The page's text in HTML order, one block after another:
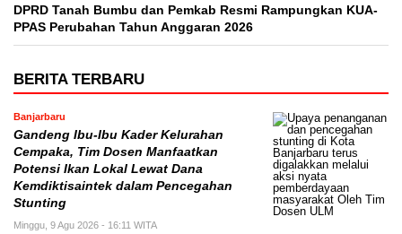
DPRD Tanah Bumbu dan Pemkab Resmi Rampungkan KUA-
PPAS Perubahan Tahun Anggaran 2026
BERITA TERBARU
Banjarbaru
Gandeng Ibu-Ibu Kader Kelurahan
Cempaka, Tim Dosen Manfaatkan
Potensi Ikan Lokal Lewat Dana
Kemdiktisaintek dalam Pencegahan
Stunting
Minggu, 9 Agu 2026 - 16:11 WITA